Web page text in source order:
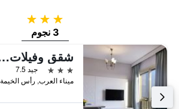
3 نجوم
3 نجوم
شقق وفيلات
3 نجوم
جيد 7.5